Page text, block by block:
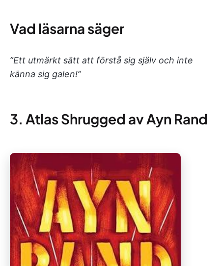
Vad läsarna säger
”Ett utmärkt sätt att förstå sig själv och inte
känna sig galen!”
3. Atlas Shrugged av Ayn Rand